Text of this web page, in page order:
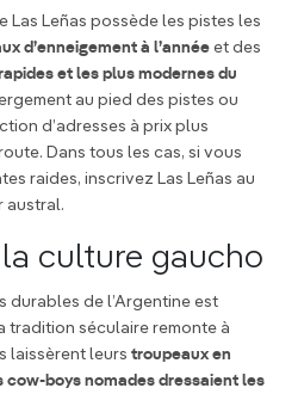
Las Leñas possède les pistes les
d’enneigement à l’année et des
et les plus modernes du
au pied des pistes ou
d’adresses à prix plus
Dans tous les cas, si vous
raides, inscrivez Las Leñas au
austral.
culture gaucho
durables de l’Argentine est
tradition séculaire remonte à
laissèrent leurs troupeaux en
cow-boys nomades dressaient les